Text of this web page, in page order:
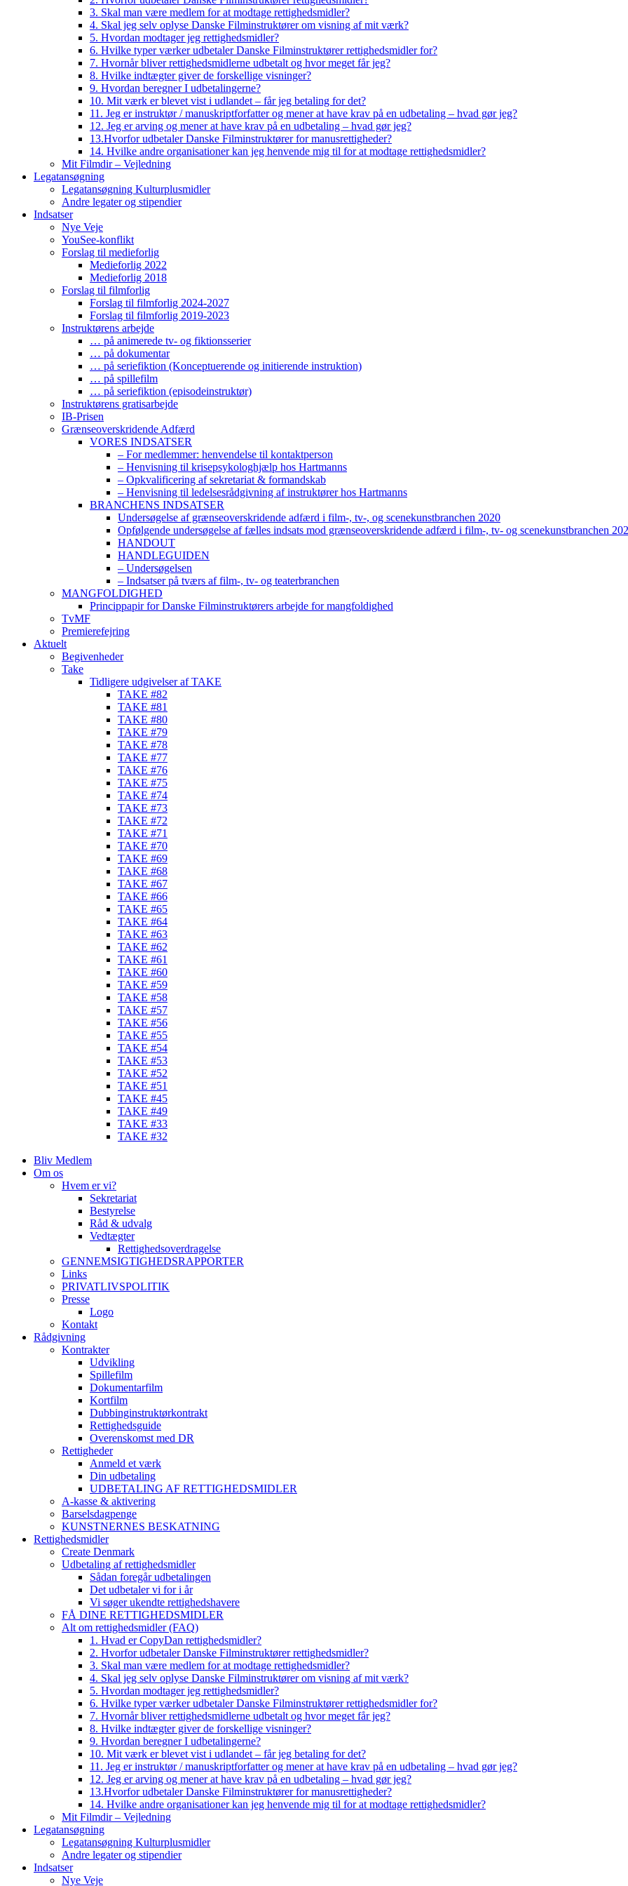
3. Skal man være medlem for at modtage rettighedsmidler?
4. Skal jeg selv oplyse Danske Filminstruktører om visning af mit værk?
5. Hvordan modtager jeg rettighedsmidler?
6. Hvilke typer værker udbetaler Danske Filminstruktører rettighedsmidler for?
7. Hvornår bliver rettighedsmidlerne udbetalt og hvor meget får jeg?
8. Hvilke indtægter giver de forskellige visninger?
9. Hvordan beregner I udbetalingerne?
10. Mit værk er blevet vist i udlandet – får jeg betaling for det?
11. Jeg er instruktør / manuskriptforfatter og mener at have krav på en udbetaling – hvad gør jeg?
12. Jeg er arving og mener at have krav på en udbetaling – hvad gør jeg?
13.Hvorfor udbetaler Danske Filminstruktører for manusrettigheder?
14. Hvilke andre organisationer kan jeg henvende mig til for at modtage rettighedsmidler?
Mit Filmdir – Vejledning
Legatansøgning
Legatansøgning Kulturplusmidler
Andre legater og stipendier
Indsatser
Nye Veje
YouSee-konflikt
Forslag til medieforlig
Medieforlig 2022
Medieforlig 2018
Forslag til filmforlig
Forslag til filmforlig 2024-2027
Forslag til filmforlig 2019-2023
Instruktørens arbejde
… på animerede tv- og fiktionsserier
… på dokumentar
… på seriefiktion (Konceptuerende og initierende instruktion)
… på spillefilm
… på seriefiktion (episodeinstruktør)
Instruktørens gratisarbejde
IB-Prisen
Grænseoverskridende Adfærd
VORES INDSATSER
– For medlemmer: henvendelse til kontaktperson
– Henvisning til krisepsykologhjælp hos Hartmanns
– Opkvalificering af sekretariat & formandskab
– Henvisning til ledelsesrådgivning af instruktører hos Hartmanns
BRANCHENS INDSATSER
Undersøgelse af grænseoverskridende adfærd i film-, tv-, og scenekunstbranchen 2020
Opfølgende undersøgelse af fælles indsats mod grænseoverskridende adfærd i film-, tv- og scenekunstbranchen
HANDOUT
HANDLEGUIDEN
– Undersøgelsen
– Indsatser på tværs af film-, tv- og teaterbranchen
MANGFOLDIGHED
Princippapir for Danske Filminstruktørers arbejde for mangfoldighed
TvMF
Premierefejring
Aktuelt
Begivenheder
Take
Tidligere udgivelser af TAKE
TAKE #82
TAKE #81
TAKE #80
TAKE #79
TAKE #78
TAKE #77
TAKE #76
TAKE #75
TAKE #74
TAKE #73
TAKE #72
TAKE #71
TAKE #70
TAKE #69
TAKE #68
TAKE #67
TAKE #66
TAKE #65
TAKE #64
TAKE #63
TAKE #62
TAKE #61
TAKE #60
TAKE #59
TAKE #58
TAKE #57
TAKE #56
TAKE #55
TAKE #54
TAKE #53
TAKE #52
TAKE #51
TAKE #45
TAKE #49
TAKE #33
TAKE #32
Bliv Medlem
Om os
Hvem er vi?
Sekretariat
Bestyrelse
Råd & udvalg
Vedtægter
Rettighedsoverdragelse
GENNEMSIGTIGHEDSRAPPORTER
Links
PRIVATLIVSPOLITIK
Presse
Logo
Kontakt
Rådgivning
Kontrakter
Udvikling
Spillefilm
Dokumentarfilm
Kortfilm
Dubbinginstruktørkontrakt
Rettighedsguide
Overenskomst med DR
Rettigheder
Anmeld et værk
Din udbetaling
UDBETALING AF RETTIGHEDSMIDLER
A-kasse & aktivering
Barselsdagpenge
KUNSTNERNES BESKATNING
Rettighedsmidler
Create Denmark
Udbetaling af rettighedsmidler
Sådan foregår udbetalingen
Det udbetaler vi for i år
Vi søger ukendte rettighedshavere
FÅ DINE RETTIGHEDSMIDLER
Alt om rettighedsmidler (FAQ)
1. Hvad er CopyDan rettighedsmidler?
2. Hvorfor udbetaler Danske Filminstruktører rettighedsmidler?
3. Skal man være medlem for at modtage rettighedsmidler?
4. Skal jeg selv oplyse Danske Filminstruktører om visning af mit værk?
5. Hvordan modtager jeg rettighedsmidler?
6. Hvilke typer værker udbetaler Danske Filminstruktører rettighedsmidler for?
7. Hvornår bliver rettighedsmidlerne udbetalt og hvor meget får jeg?
8. Hvilke indtægter giver de forskellige visninger?
9. Hvordan beregner I udbetalingerne?
10. Mit værk er blevet vist i udlandet – får jeg betaling for det?
11. Jeg er instruktør / manuskriptforfatter og mener at have krav på en udbetaling – hvad gør jeg?
12. Jeg er arving og mener at have krav på en udbetaling – hvad gør jeg?
13.Hvorfor udbetaler Danske Filminstruktører for manusrettigheder?
14. Hvilke andre organisationer kan jeg henvende mig til for at modtage rettighedsmidler?
Mit Filmdir – Vejledning
Legatansøgning
Legatansøgning Kulturplusmidler
Andre legater og stipendier
Indsatser
Nye Veje